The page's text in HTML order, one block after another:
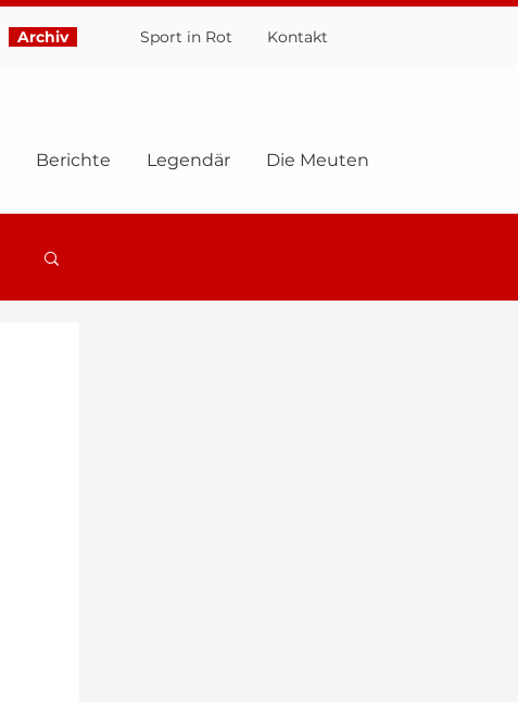
Archiv Sport in Rot Kontakt
Berichte Legendär Die Meuten